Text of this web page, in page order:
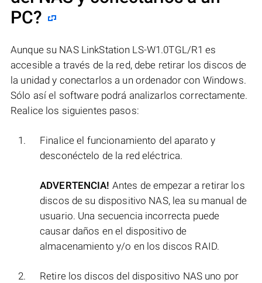
PC?
Aunque su NAS LinkStation LS-W1.0TGL/R1 es
accesible a través de la red, debe retirar los discos de
la unidad y conectarlos a un ordenador con Windows.
Sólo así el software podrá analizarlos correctamente.
Realice los siguientes pasos:
Finalice el funcionamiento del aparato y
desconéctelo de la red eléctrica.
ADVERTENCIA! Antes de empezar a retirar los
discos de su dispositivo NAS, lea su manual de
usuario. Una secuencia incorrecta puede
causar daños en el dispositivo de
almacenamiento y/o en los discos RAID.
Retire los discos del dispositivo NAS uno por